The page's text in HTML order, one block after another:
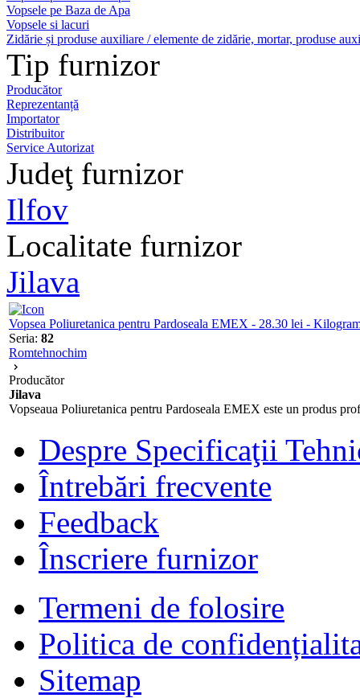
Vopsele pe Baza de Apa
Vopsele si lacuri
Zidărie și produse auxiliare / elemente de zidărie, mortar, produse
Tip furnizor
Producător
Reprezentanță
Importator
Distribuitor
Service Autorizat
Judeţ furnizor
Ilfov
Localitate furnizor
Jilava
Vopsea Poliuretanica pentru Pardoseala EMEX - 28.30 lei -
Seria: 82
Romtehnochim
Producător
Jilava
Vopseaua Poliuretanica pentru Pardoseala EMEX este un produs
Despre Specificaţii
Întrebări frecvente
Feedback
Înscriere furnizor
Termeni de folosire
Politica de
Sitemap